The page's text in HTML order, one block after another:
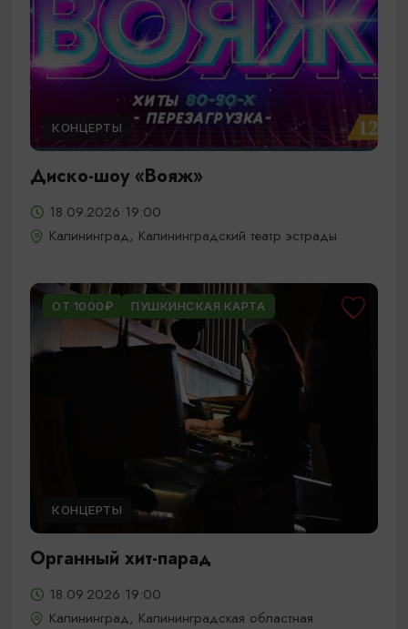
КОНЦЕРТЫ
Диско-шоу «Вояж»
18.09.2026 19:00
Калининград, Калининградский театр эстрады
ОТ 1000₽ ПУШКИНСКАЯ КАРТА
КОНЦЕРТЫ
Органный хит-парад
18.09.2026 19:00
Калининград, Калининградская областная